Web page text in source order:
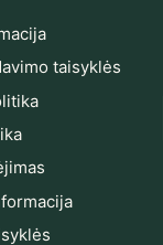
taisyklės